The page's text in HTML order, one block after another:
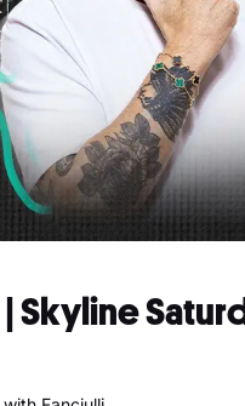
| Skyline